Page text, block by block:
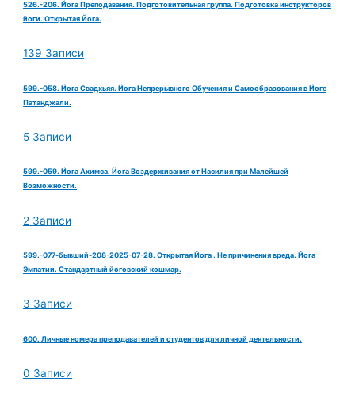
526.-206. Йога Преподавания. Подготовительная группа. Подготовка инструкторов
йоги. Открытая Йога.
139 Записи
599.-058. Йога Свадхьяя. Йога Непрерывного Обучения и Самообразования в Йоге
Патанджали.
5 Записи
599.-059. Йога Ахимса. Йога Воздерживания от Насилия при Малейшей
Возможности.
2 Записи
599.-077-бывший-208-2025-07-28. Открытая Йога . Не причинения вреда. Йога
Эмпатии. Стандартный йоговский кошмар.
3 Записи
600. Личные номера преподавателей и студентов для личной деятельности.
0 Записи